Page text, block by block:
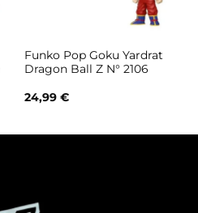
Funko Pop Goku Yardrat
Dragon Ball Z N° 2106
24,99 €